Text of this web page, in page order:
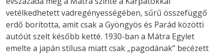
vetélkedhetett vadregényességében, sűrű összefüggő
erdő borította, amit csak a Gyöngyös és Parád közötti
autóút szelt később ketté. 1930-ban a Mátra Egylet
emelte a japán stílusa miatt csak „pagodának” becézett